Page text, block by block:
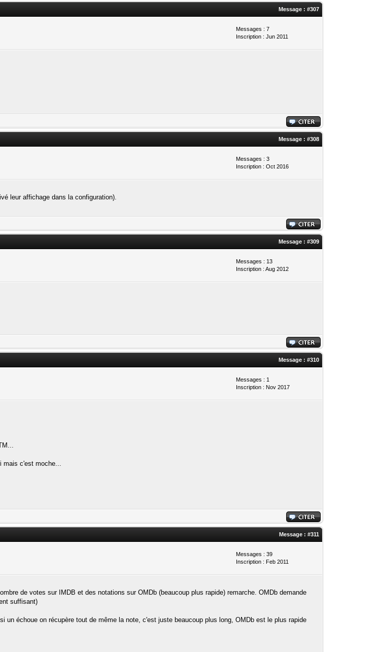
Message :#307
Messages : 7
Inscription : Jun 2011
Message :#308
Messages : 3
Inscription : Oct 2016
leur affichage dans la configuration).
Message :#309
Messages : 13
Inscription : Aug 2012
Message :#310
Messages : 1
Inscription : Nov 2017
c'est moche...
Message :#311
Messages : 39
Inscription : Feb 2011
de votes sur IMDB et des notations sur OMDb (beaucoup plus rapide) remarche. OMDb demande
suffisant)
échoue on récupère tout de même la note, c'est juste beaucoup plus long, OMDb est le plus rapide